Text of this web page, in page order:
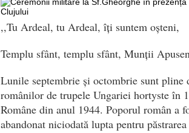
,,Tu Ardeal, tu Ardeal, îți suntem oșteni,
Templu sfânt, templu sfânt, Munții
Lunile septembrie și octombrie sunt
românilor de trupele Ungariei hortyste în
Române din anul 1944. Poporul român a
abandonat niciodată lupta pentru